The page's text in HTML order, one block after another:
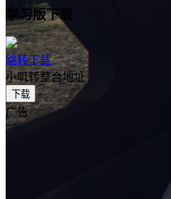
学习版下载
跳转下载
小叽转整合地址
下载
广告